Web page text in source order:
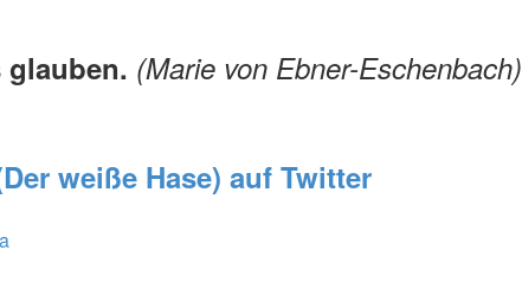
(Marie von Ebner-Eschenbach)
weiße Hase) auf Twitter